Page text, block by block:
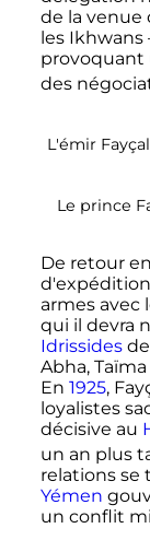
de la venue
les Ikhwans
provoquant
des
L'émir
Le prince
De retour
armes avec
qui il devra
Idrissidesde
Abha, Taïma
En 1925,
loyalistes
décisive au
un an plus
relations se
Yémen
un conflit